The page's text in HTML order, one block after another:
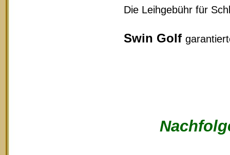
Die Leihgebühr für
Swin Golf